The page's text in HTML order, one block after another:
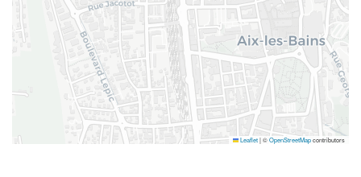
Leaflet|©OpenStreetMapcontributors